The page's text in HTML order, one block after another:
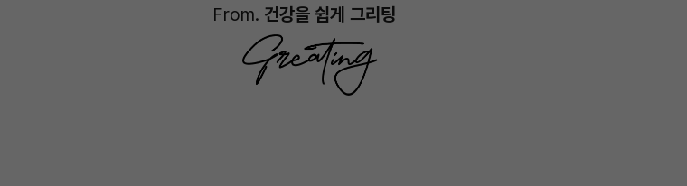
From. 건강을 쉽게 그리팅